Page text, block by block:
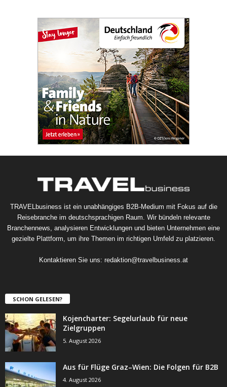
TRAVELbusiness ist ein unabhängiges B2B-Medium mit Fokus auf die
Reisebranche im deutschsprachigen Raum. Wir bündeln relevante
Branchennews, analysieren Entwicklungen und bieten Unternehmen eine
gezielte Plattform, um ihre Themen im richtigen Umfeld zu platzieren.
Kontaktieren Sie uns: redaktion@travelbusiness.at
SCHON GELESEN?
Kojencharter: Segelurlaub für neue
Zielgruppen
5. August 2026
Aus für Flüge Graz–Wien: Die Folgen für B2B
4. August 2026